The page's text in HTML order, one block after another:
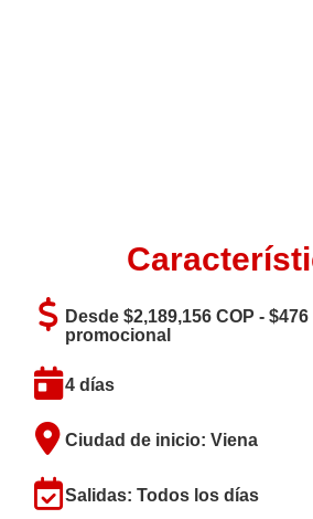
Desde $2,189,156 COP -
promocional
4 días
Ciudad de inicio: Viena
Salidas: Todos los días